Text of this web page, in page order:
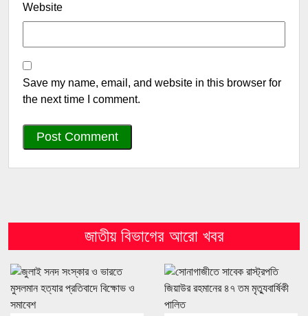
Website
Save my name, email, and website in this browser for
the next time I comment.
জাতীয় বিভাগের আরো খবর